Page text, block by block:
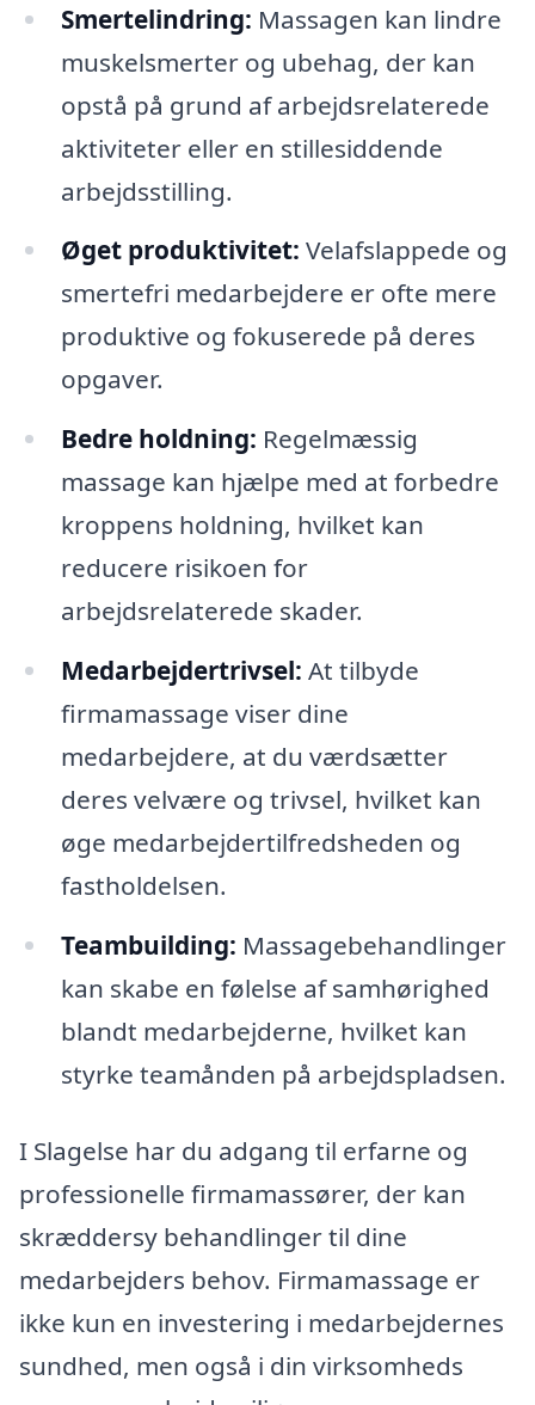
Smertelindring: Massagen kan lindre
muskelsmerter og ubehag, der kan
opstå på grund af arbejdsrelaterede
aktiviteter eller en stillesiddende
arbejdsstilling.
Øget produktivitet: Velafslappede og
smertefri medarbejdere er ofte mere
produktive og fokuserede på deres
opgaver.
Bedre holdning: Regelmæssig
massage kan hjælpe med at forbedre
kroppens holdning, hvilket kan
reducere risikoen for
arbejdsrelaterede skader.
Medarbejdertrivsel: At tilbyde
firmamassage viser dine
medarbejdere, at du værdsætter
deres velvære og trivsel, hvilket kan
øge medarbejdertilfredsheden og
fastholdelsen.
Teambuilding: Massagebehandlinger
kan skabe en følelse af samhørighed
blandt medarbejderne, hvilket kan
styrke teamånden på arbejdspladsen.
I Slagelse har du adgang til erfarne og
professionelle firmamassører, der kan
skræddersy behandlinger til dine
medarbejders behov. Firmamassage er
ikke kun en investering i medarbejdernes
sundhed, men også i din virksomheds